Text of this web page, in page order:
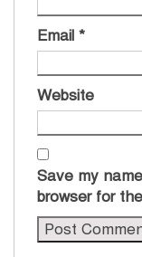
Email *
Website
Save my
browser for